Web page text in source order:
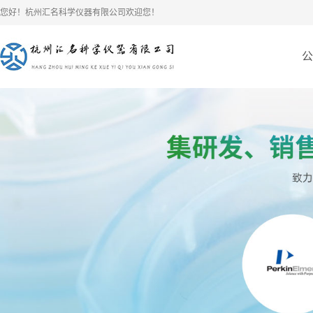
您好！杭州汇名科学仪器有限公司欢迎您！